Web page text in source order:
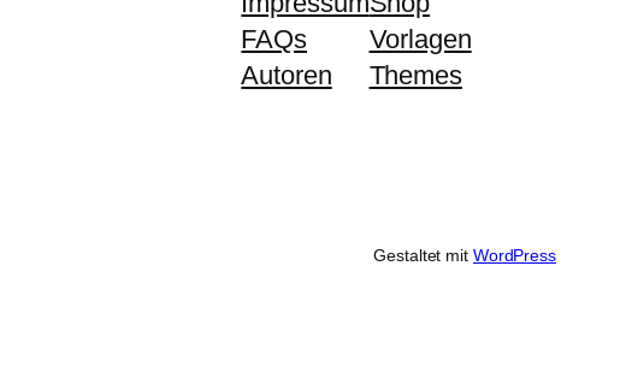
FAQs
Autoren
Vorlagen
Themes
Gestaltet mit WordPress